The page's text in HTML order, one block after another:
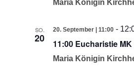
Maria Königin
SO.
20
20. September | 11:00 -
11:00 Eucharistie MK
Maria Königin